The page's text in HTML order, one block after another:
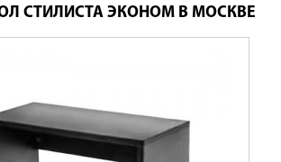
СТИЛИСТА ЭКОНОМ В МОСКВЕ